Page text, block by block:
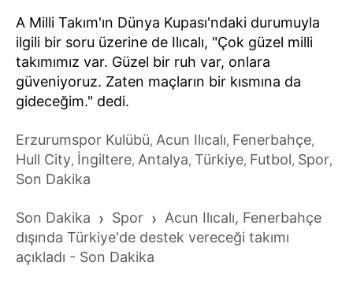
A Milli Takım'ın Dünya Kupası'ndaki durumuyla
ilgili bir soru üzerine de Ilıcalı, "Çok güzel milli
takımımız var. Güzel bir ruh var, onlara
güveniyoruz. Zaten maçların bir kısmına da
gideceğim." dedi.
Erzurumspor Kulübü, Acun Ilıcalı, Fenerbahçe,
Hull City, İngiltere, Antalya, Türkiye, Futbol, Spor,
Son Dakika
Son Dakika › Spor › Acun Ilıcalı, Fenerbahçe
dışında Türkiye'de destek vereceği takımı
açıkladı - Son Dakika